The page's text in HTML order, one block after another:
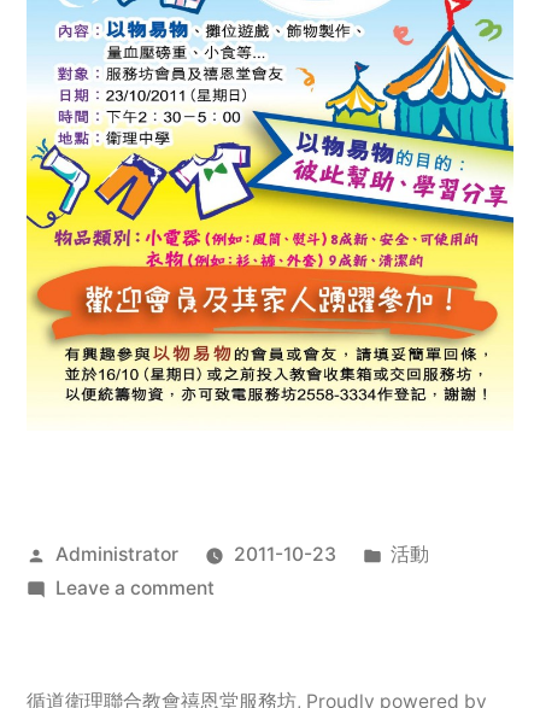
Posted
by
Administrator 2011-10-23
Posted
活動
Leave a commenton
服
循道衛理聯合教會禧恩堂服務坊, Proudly powered by